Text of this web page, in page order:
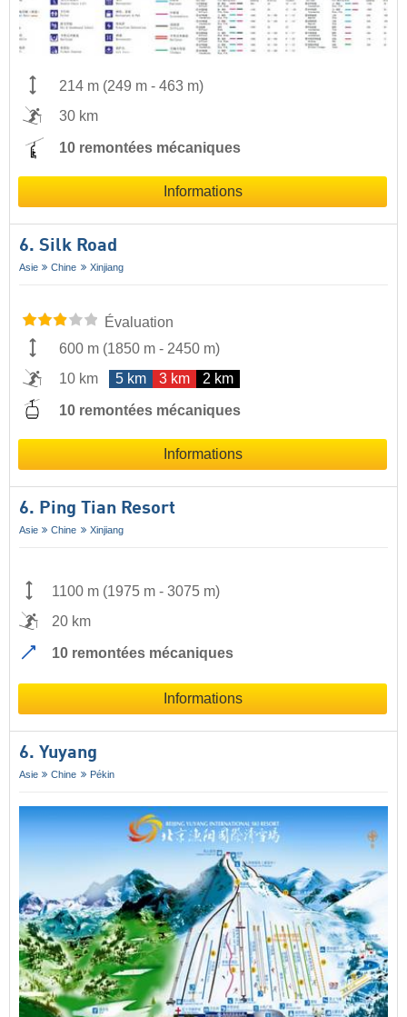
214 m (249 m - 463 m)
30 km
10 remontées mécaniques
Informations
6. Silk Road
Asie Chine Xinjiang
Évaluation
600 m (1850 m - 2450 m)
10 km
5 km 3 km 2 km
10 remontées mécaniques
Informations
6. Ping Tian Resort
Asie Chine Xinjiang
1100 m (1975 m - 3075 m)
20 km
10 remontées mécaniques
Informations
6. Yuyang
Asie Chine Pékin